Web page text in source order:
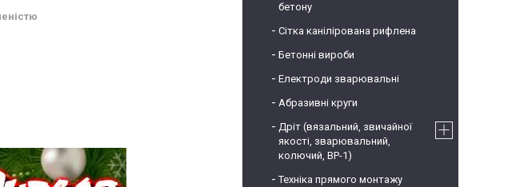
бетону
Сітка канілірована рифлена
Бетонні вироби
Електроди зварювальні
Абразивні круги
Дріт (вязальний, звичайної
якості, зварювальний,
колючий, ВР-1)
Техніка прямого монтажу